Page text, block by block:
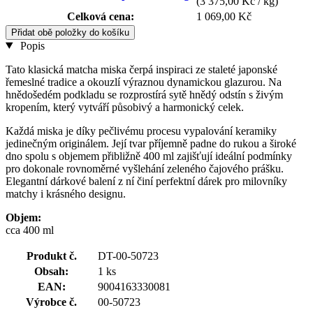
Celková cena:
1 069,00 Kč
Přidat obě položky do košíku
Popis
Tato klasická matcha miska čerpá inspiraci ze staleté japonské
řemeslné tradice a okouzlí výraznou dynamickou glazurou. Na
hnědošedém podkladu se rozprostírá sytě hnědý odstín s živým
kropením, který vytváří působivý a harmonický celek.
Každá miska je díky pečlivému procesu vypalování keramiky
jedinečným originálem. Její tvar příjemně padne do rukou a široké
dno spolu s objemem přibližně 400 ml zajišťují ideální podmínky
pro dokonale rovnoměrné vyšlehání zeleného čajového prášku.
Elegantní dárkové balení z ní činí perfektní dárek pro milovníky
matchy i krásného designu.
Objem:
cca 400 ml
Produkt č.
DT-00-50723
Obsah:
1 ks
EAN:
9004163330081
Výrobce č.
00-50723